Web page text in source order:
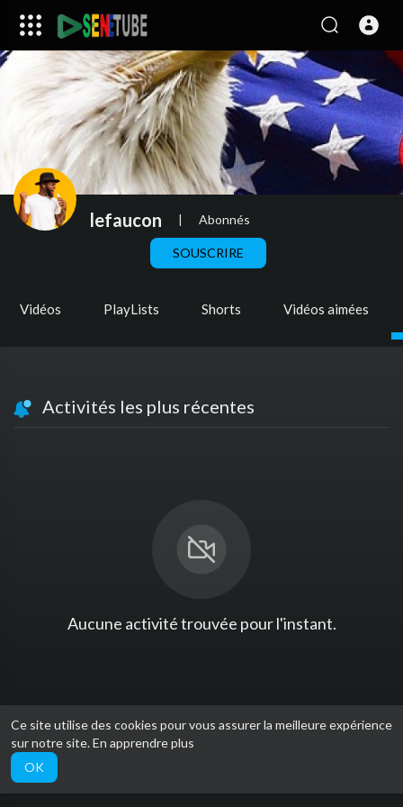
Ce site utilise des cookies pour vous assurer la meilleure expérience
sur notre site.En apprendre plus
OK
lefaucon | Abonnés
SOUSCRIRE
Vidéos PlayLists Shorts Vidéos aimées
Activités les plus récentes
Aucune activité trouvée pour l'instant.